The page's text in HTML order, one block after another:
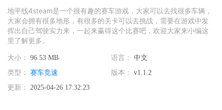
地平线4steam是一个很有趣的赛车游戏，大家可以去找很多车辆，
大家会拥有很多地形，有很多的关卡可以去挑战，需要在游戏中发
挥出自己驾驶实力来，一起来赢得这个比赛吧，欢迎大家来小编这
里了解更多。
大小： 96.53 MB 语言：
中文
类型：
赛车竞速 版本：
v1.1.2
更新：
2025-04-26 17:32:23